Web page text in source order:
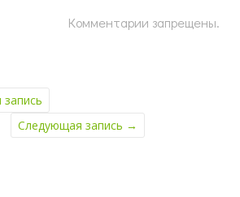
Комментарии запрещены.
Следующая запись →